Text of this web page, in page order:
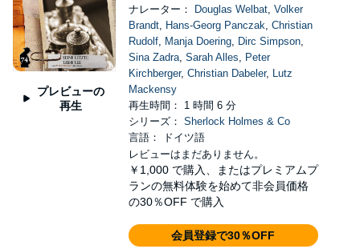
プレビューの
再生
ナレーター：
Douglas Welbat, Volker
Brandt, Hans-Georg Panczak, Christian
Rudolf, Manja Doering, Dirc Simpson,
Sina Zadra, Sarah Alles, Peter
Kirchberger, Christian Dabeler, Lutz
Mackensy
再生時間： 1 時間 6 分
シリーズ： Sherlock Holmes & Co
言語： ドイツ語
レビューはまだありません。
￥1,000 で購入、またはプレミアムプ
ランの無料体験を始めて非会員価格
の30％OFF で購入
会員登録で30％OFF